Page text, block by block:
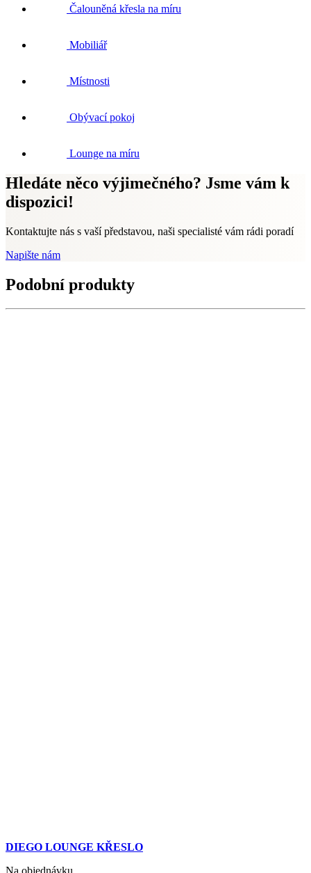
Čalouněná křesla na míru
Mobiliář
Místnosti
Obývací pokoj
Lounge na míru
Hledáte něco výjimečného? Jsme vám k
dispozici!
Kontaktujte nás s vaší představou, naši specialisté vám rádi poradí
Napište nám
Podobní produkty
DIEGO LOUNGE KŘESLO
Na objednávku